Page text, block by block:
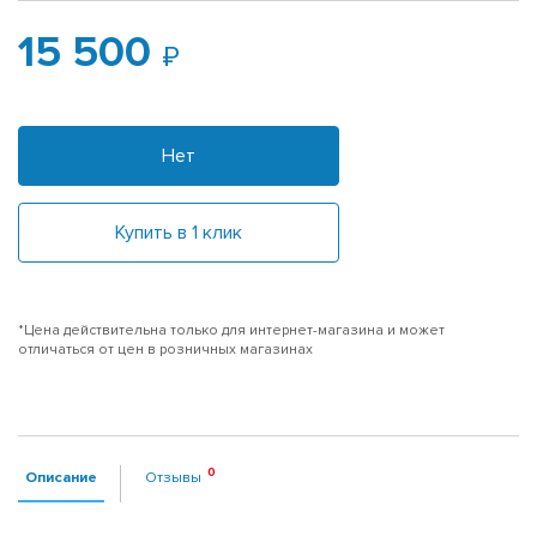
15 500
Нет
Купить в 1 клик
*Цена действительна только для интернет-магазина и может
отличаться от цен в розничных магазинах
Описание Отзывы